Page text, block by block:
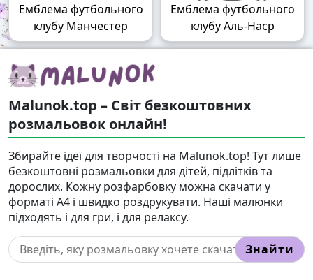
Емблема футбольного
клубу Манчестер
Емблема футбольного
клубу Аль-Наср
Malunok.top – Світ безкоштовних
розмальовок онлайн!
Збирайте ідеї для творчості на Malunok.top! Тут лише
безкоштовні розмальовки для дітей, підлітків та
дорослих. Кожну розфарбовку можна скачати у
форматі А4 і швидко роздрукувати. Наші малюнки
підходять і для гри, і для релаксу.
Знайти